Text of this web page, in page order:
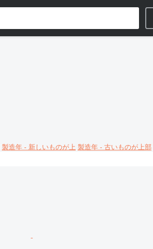
製造年 - 新しいものが上 製造年 - 古いものが上部